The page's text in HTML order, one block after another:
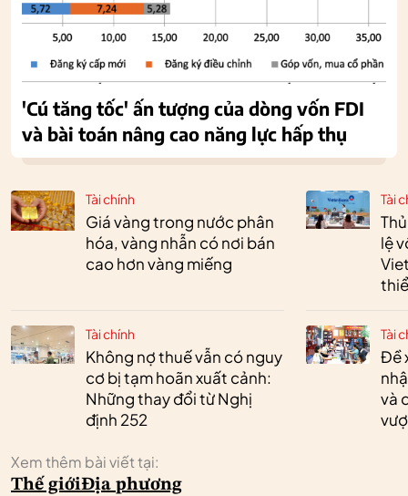
Tài chính
Giá vàng trong nước phân
hóa, vàng nhẫn có nơi bán
cao hơn vàng miếng
Tài chính
Không nợ thuế vẫn có nguy
cơ bị tạm hoãn xuất cảnh:
Những thay đổi từ Nghị
định 252
Tài
lệ
Tài
Đề
và
Xem thêm bài viết tại:
Thế giớiĐịa phương
'Cú tăng tốc' ấn tượng của dòng vốn FDI
và bài toán nâng cao năng lực hấp thụ